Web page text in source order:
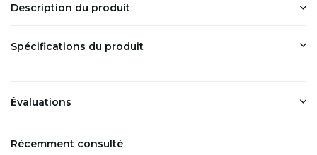
Description du produit
Spécifications du produit
Évaluations
Récemment consulté